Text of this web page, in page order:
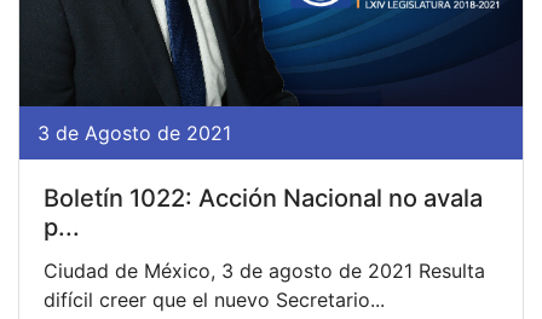
3 de Agosto de 2021
Boletín 1022: Acción Nacional no avala
p...
Ciudad de México, 3 de agosto de 2021 Resulta
difícil creer que el nuevo Secretario...